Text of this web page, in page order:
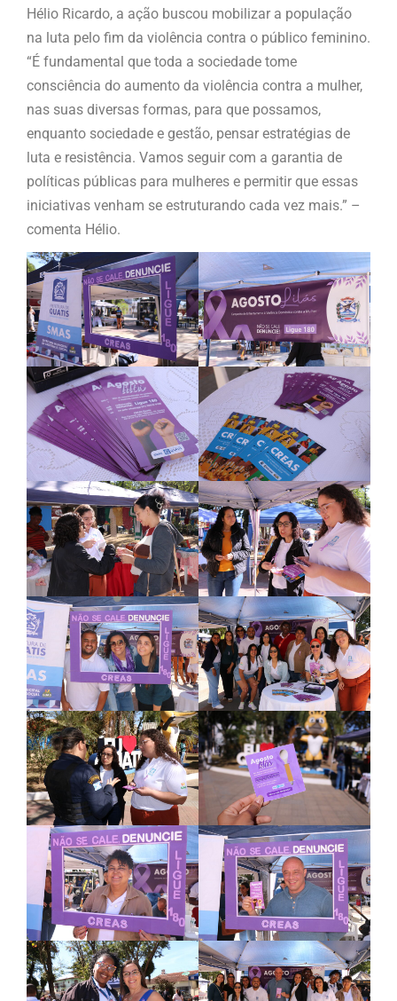
Hélio Ricardo, a ação buscou mobilizar a população
na luta pelo fim da violência contra o público feminino.
“É fundamental que toda a sociedade tome
consciência do aumento da violência contra a mulher,
nas suas diversas formas, para que possamos,
enquanto sociedade e gestão, pensar estratégias de
luta e resistência. Vamos seguir com a garantia de
políticas públicas para mulheres e permitir que essas
iniciativas venham se estruturando cada vez mais.” –
comenta Hélio.